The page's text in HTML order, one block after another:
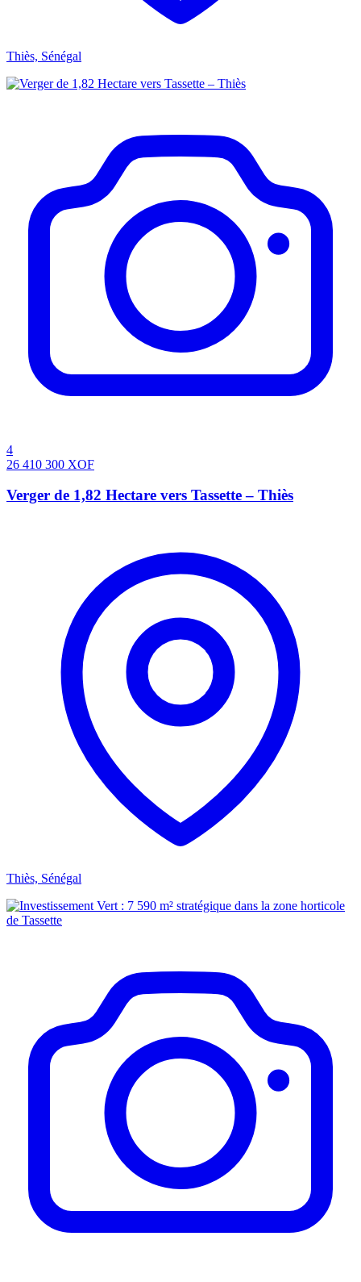
Thiès, Sénégal
4
26 410 300 XOF
Verger de 1,82 Hectare vers Tassette – Thiès
Thiès, Sénégal